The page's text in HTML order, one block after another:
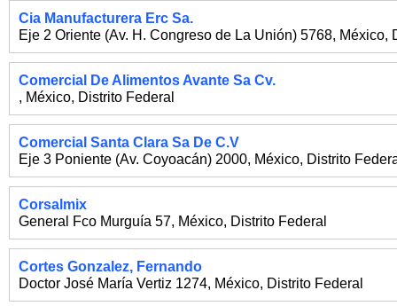
Cia Manufacturera Erc Sa.
Eje 2 Oriente (Av. H. Congreso de La Unión) 5768, México,
Comercial De Alimentos Avante Sa Cv.
, México, Distrito Federal
Comercial Santa Clara Sa De C.V
Eje 3 Poniente (Av. Coyoacán) 2000, México, Distrito
Corsalmix
General Fco Murguía 57, México, Distrito Federal
Cortes Gonzalez, Fernando
Doctor José María Vertiz 1274, México, Distrito Federal